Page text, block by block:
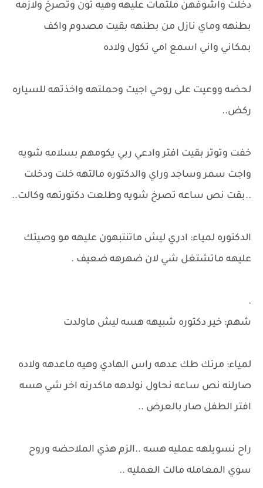
دخلت واشوفهن ملتمات عليهه وهيه تون وتصرخ ولازمه
بطنهه وماي نازل من بطنهه بقيت مصدوم واكف
بمكاني واني اسمع امي تكول ولاده
لحضه ووعيت على روحي اجيت وحملتهه واخذتهه للسياره
ركض..
خفت وتوتر بقيت افتر وادعي ربي يكومهم بسلامه شويه
واجت سمر وساجد وراي والدكتوره مالتهه خلت ودخلت
..بقت نص ساعه تصرخ شويه وطلعت دكتورتهه وكالت..
الدكتوره لمياء: ادري ليش ماتنتبهون عليهه مو وصيتك
عليهه ماتشتغل شي لان ضهرهه ضعيف .
.
شهم: خير دكتوره شبيهه هسه ليش ماولدت
لمياء: مرتك طك عدهه راس الهادي وهيه ماعدهه ولاده
صارلنه نص ساعه نحاول نولدهه ماكدرنه اخر شي هسه
افتر الطفل صار بالعرض ..
راح نسويلهه عمليه هسه ..الزم هذي الملاحضه وروح
سوي المعامله مالت العمليه ..